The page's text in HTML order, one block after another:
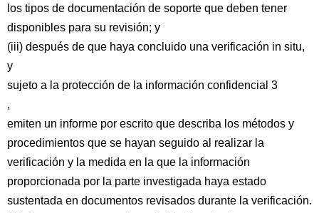
los tipos de documentación de soporte que deben tener
disponibles para su revisión; y
(iii) después de que haya concluido una verificación in situ,
y
sujeto a la protección de la información confidencial 3
,
emiten un informe por escrito que describa los métodos y
procedimientos que se hayan seguido al realizar la
verificación y la medida en la que la información
proporcionada por la parte investigada haya estado
sustentada en documentos revisados durante la verificación.